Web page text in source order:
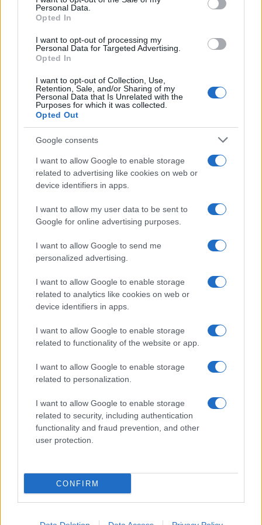
Personal Data.
Opted In
I want to opt-out of processing my
Personal Data for Targeted Advertising.
Opted In
I want to opt-out of Collection, Use,
Retention, Sale, and/or Sharing of my
Personal Data that Is Unrelated with the
Purposes for which it was collected.
Opted Out
Google consents
I want to allow Google to enable storage
related to advertising like cookies on web or
device identifiers in apps.
I want to allow my user data to be sent to
Google for online advertising purposes.
I want to allow Google to send me
personalized advertising.
I want to allow Google to enable storage
related to analytics like cookies on web or
device identifiers in apps.
I want to allow Google to enable storage
related to functionality of the website or app.
I want to allow Google to enable storage
related to personalization.
I want to allow Google to enable storage
related to security, including authentication
functionality and fraud prevention, and other
user protection.
CONFIRM
Vuoi rimuovere le pubblicità nazionali?
Puoi abbonarti asoli € 1,10 al mese
cliccandoqui
Sei già abbonato?
Puoi effettuare l'accesso andando nella
Login
cliccandoqui
TEMI: Jova Beach Party
Inviaci le tue segnalazioni,
i tuoi video e le tue foto
Su WhatsApp al numero +39
345 356 7512